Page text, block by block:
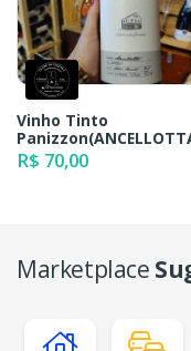
Vinho Tinto
R$ 70,00
Marketplace